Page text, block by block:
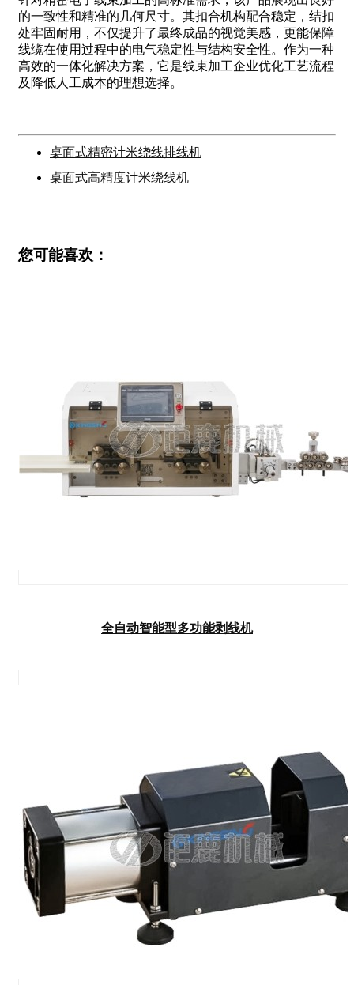
的一致性和精准的几何尺寸。其扣合机构配合稳定，结扣
处牢固耐用，不仅提升了最终成品的视觉美感，更能保障
线缆在使用过程中的电气稳定性与结构安全性。作为一种
高效的一体化解决方案，它是线束加工企业优化工艺流程
及降低人工成本的理想选择。
桌面式精密计米绕线排线机
桌面式高精度计米绕线机
您可能喜欢：
全自动智能型多功能剥线机